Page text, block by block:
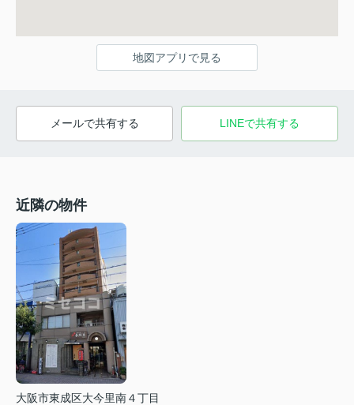
地図アプリで見る
メールで共有する LINEで共有する
近隣の物件
大阪市東成区大今里南４丁目